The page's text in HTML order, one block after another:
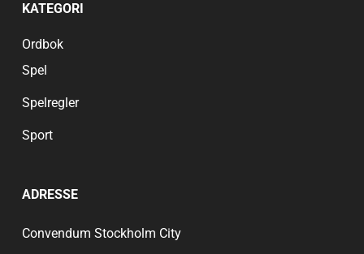
KATEGORI
Ordbok
Spel
Spelregler
Sport
ADRESSE
Convendum Stockholm City